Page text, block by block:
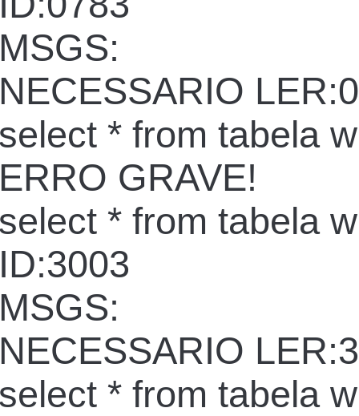
* from tabela
GRAVE!
* from tabela
* from tabela